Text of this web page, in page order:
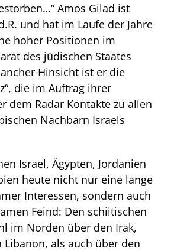
Amos Gilad ist
und hat im Laufe der Jahre
hoher Positionen im
des jüdischen Staates
Hinsicht ist er die
die im Auftrag ihrer
dem Radar Kontakte zu allen
Nachbarn Israels
Israel, Ägypten, Jordanien
heute nicht nur eine lange
Interessen, sondern auch
Feind: Den schiitischen
im Norden über den Irak,
Libanon, als auch über den